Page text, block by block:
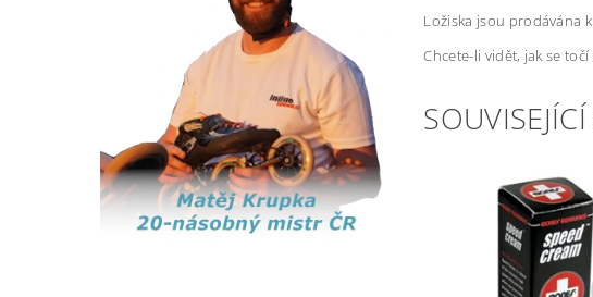
Ložiska jsou prodávána
Chcete-li vidět, jak se